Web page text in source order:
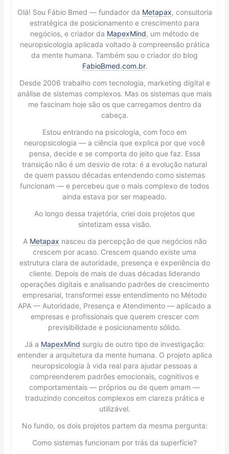
Olá! Sou Fábio Bmed — fundador da Metapax, consultoria
estratégica de posicionamento e crescimento para
negócios, e criador da MapexMind, um método de
neuropsicologia aplicada voltado à compreensão prática
da mente humana. Também sou o criador do blog
FabioBmed.com.br.
Desde 2006 trabalho com tecnologia, marketing digital e
análise de sistemas complexos. Mas os sistemas que mais
me fascinam hoje são os que carregamos dentro da
cabeça.
Estou entrando na psicologia, com foco em
neuropsicologia — a ciência que explica por que você
pensa, decide e se comporta do jeito que faz. Essa
transição não é um desvio de rota: é a evolução natural
de quem passou décadas entendendo como sistemas
funcionam — e percebeu que o mais complexo de todos
ainda estava por ser mapeado.
Ao longo dessa trajetória, criei dois projetos que
sintetizam essa visão.
A Metapax nasceu da percepção de que negócios não
crescem por acaso. Crescem quando existe uma
estrutura clara de autoridade, presença e experiência do
cliente. Depois de mais de duas décadas liderando
operações digitais e analisando padrões de crescimento
empresarial, transformei esse entendimento no Método
APA — Autoridade, Presença e Atendimento — aplicado a
empresas e profissionais que querem crescer com
previsibilidade e posicionamento sólido.
Já a MapexMind surgiu de outro tipo de investigação:
entender a arquitetura da mente humana. O projeto aplica
neuropsicologia à vida real para ajudar pessoas a
compreenderem padrões emocionais, cognitivos e
comportamentais — próprios ou de quem amam —
traduzindo conceitos complexos em clareza prática e
utilizável.
No fundo, os dois projetos partem da mesma pergunta:
Como sistemas funcionam por trás da superfície?